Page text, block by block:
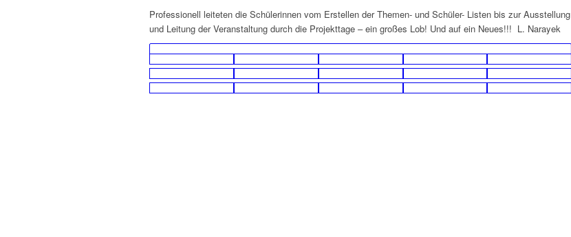
Professionell leiteten die Schülerinnen vom Erstellen der Themen- und Schüler- Listen bis zur Ausstellung
und Leitung der Veranstaltung durch die Projekttage – ein großes Lob! Und auf ein Neues!!! L. Narayek